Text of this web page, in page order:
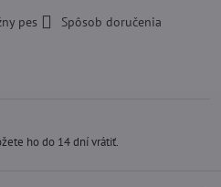
pes
Spôsob doručenia
ho do 14 dní vrátiť.